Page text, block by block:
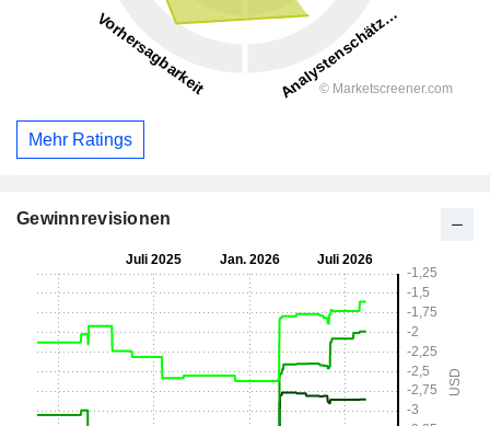
Mehr Ratings
Gewinnrevisionen